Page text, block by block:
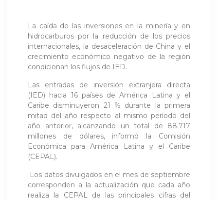
La caída de las inversiones en la minería y en
hidrocarburos por la reducción de los precios
internacionales, la desaceleración de China y el
crecimiento económico negativo de la región
condicionan los flujos de IED.
Las entradas de inversión extranjera directa
(IED) hacia 16 países de América Latina y el
Caribe disminuyeron 21 % durante la primera
mitad del año respecto al mismo período del
año anterior, alcanzando un total de 88.717
millones de dólares, informó la Comisión
Económica para América Latina y el Caribe
(CEPAL).
Los datos divulgados en el mes de septiembre
corresponden a la actualización que cada año
realiza la CEPAL de las principales cifras del